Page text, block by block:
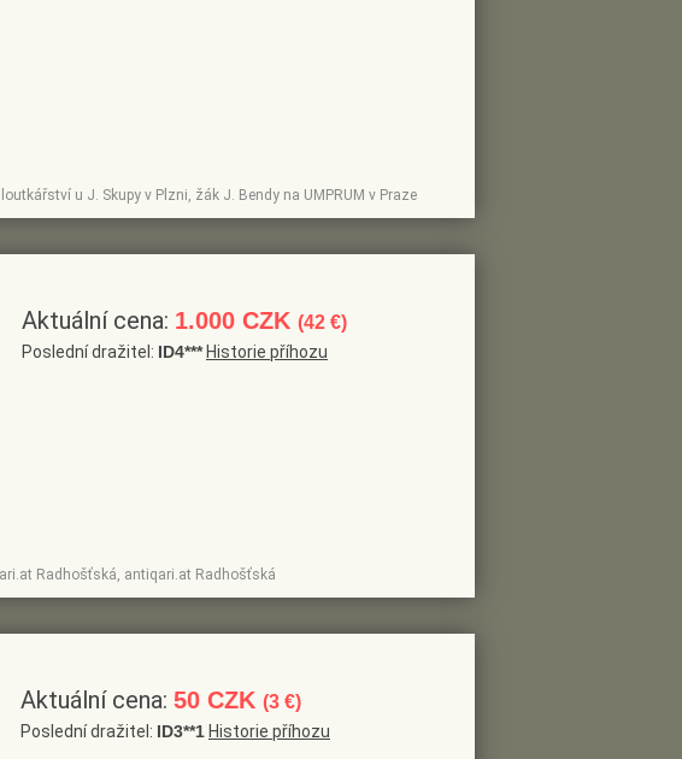
u J. Skupy v Plzni, žák J. Bendy na UMPRUM v Praze
Radhošťská, antiqari.at Radhošťská
Aktuální cena: 1.000 CZK (42 €)
Poslední dražitel: ID4*** Historie příhozu
Aktuální cena: 50 CZK (3 €)
Poslední dražitel: ID3**1 Historie příhozu